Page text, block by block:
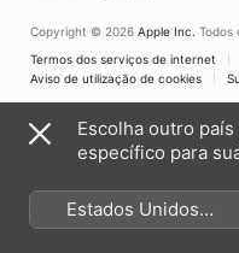
Copyright © 2026 Apple Inc. Todos
Termos dos serviços de internet
Aviso de utilização de cookies
Escolha outro
específico para
Estados Unidos
(Português Brasil)